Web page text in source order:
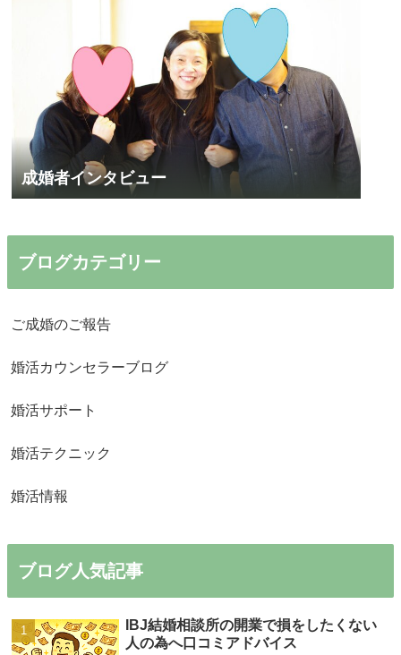
成婚者インタビュー
ブログカテゴリー
ご成婚のご報告
婚活カウンセラーブログ
婚活サポート
婚活テクニック
婚活情報
ブログ人気記事
IBJ結婚相談所の開業で損をしたくない
人の為へ口コミアドバイス